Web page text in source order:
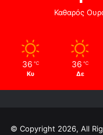
Καθαρός
36 ℃
Κυ
36 ℃
Δε
© Copyright 2026, All